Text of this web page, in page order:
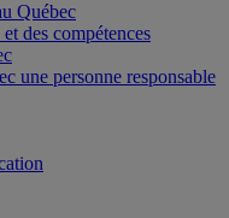
Québec
des compétences
une personne responsable